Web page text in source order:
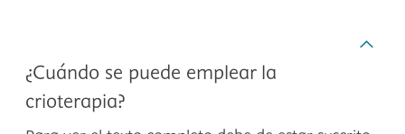
¿Cuándo se puede emplear la
crioterapia?